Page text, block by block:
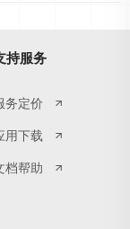
持服务
务定价
用下载
档帮助